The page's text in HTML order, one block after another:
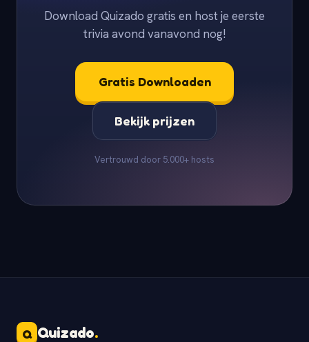
Download Quizado gratis en host je eerste
trivia avond vanavond nog!
Gratis Downloaden
Bekijk prijzen
Vertrouwd door 5.000+ hosts
Q Quizado.